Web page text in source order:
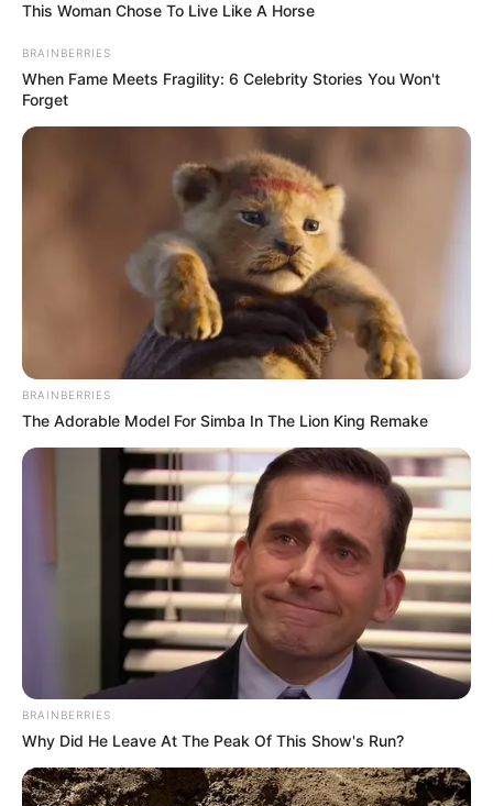
ดวงรายวัน 12 กันยายน 2565
ดวงรายวัน 10 กันยายน 2565
10 ก.ย. 2022
This Woman Chose To Live Like A Horse
BRAINBERRIES
When Fame Meets Fragility: 6 Celebrity Stories You Won't
Forget
BRAINBERRIES
The Adorable Model For Simba In The Lion King Remake
BRAINBERRIES
Why Did He Leave At The Peak Of This Show's Run?